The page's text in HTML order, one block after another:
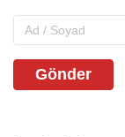
Gönder